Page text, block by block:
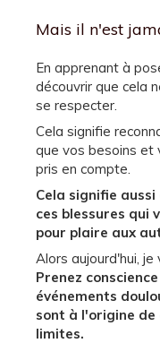
Mais il n'est
En apprenant à
découvrir que cela
se respecter.
Cela signifie
que vos besoins et
pris en compte.
Cela signifie
ces blessures qui
pour plaire aux
Alors aujourd'hui,
Prenez
événements
sont à l'origine
limites.